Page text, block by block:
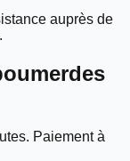
auprès de
Paiement à